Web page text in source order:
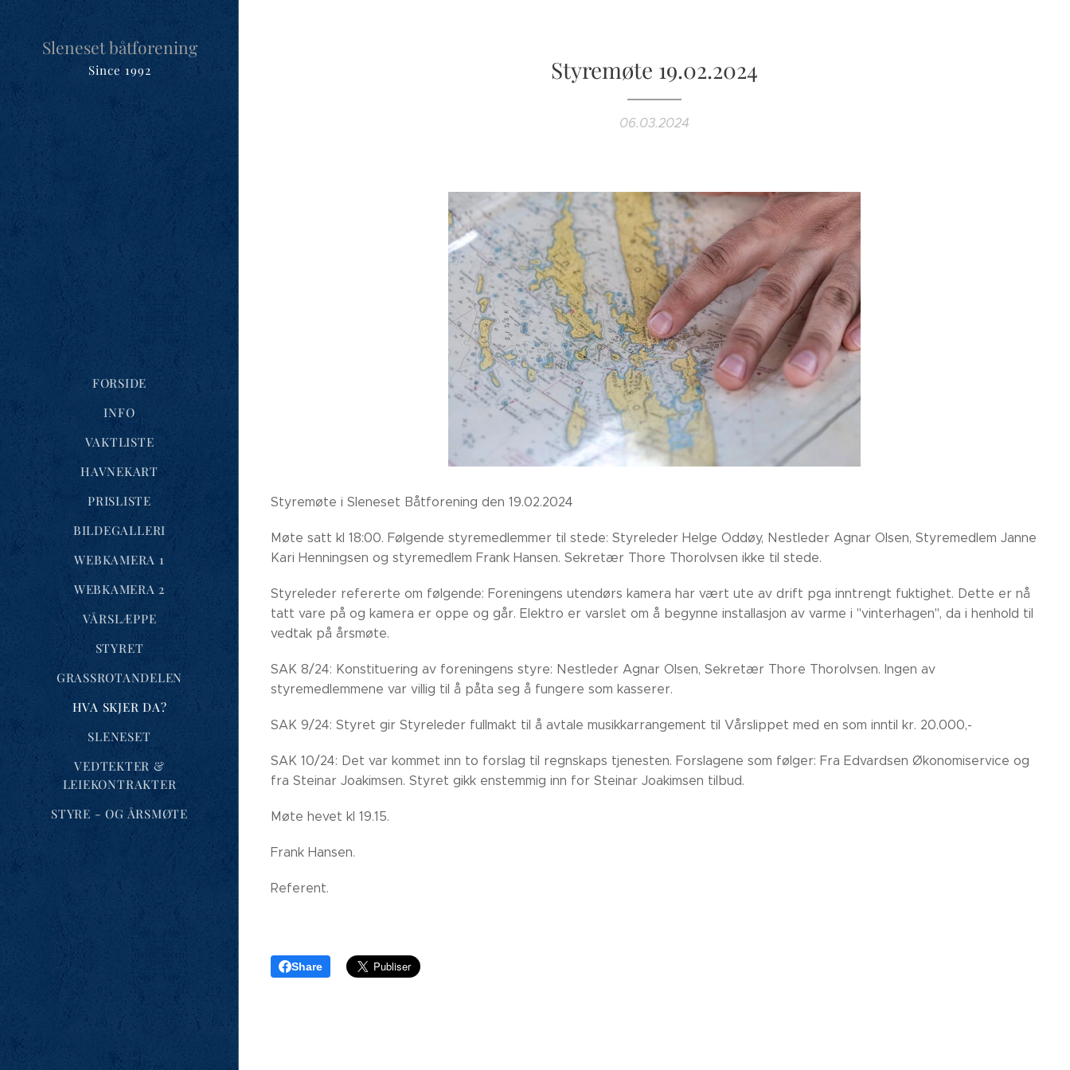
Sleneset båtforening
Since 1992
FORSIDE
INFO
VAKTLISTE
HAVNEKART
PRISLISTE
BILDEGALLERI
WEBKAMERA 1
WEBKAMERA 2
VÅRSLÆPPE
STYRET
GRASSROTANDELEN
HVA SKJER DA?
SLENESET
VEDTEKTER &
LEIEKONTRAKTER
STYRE - OG ÅRSMØTE
Styremøte 19.02.2024
06.03.2024
Styremøte i Sleneset Båtforening den 19.02.2024
Møte satt kl 18:00. Følgende styremedlemmer til stede: Styreleder Helge Oddøy, Nestleder Agnar Olsen, Styremedlem Janne
Kari Henningsen og styremedlem Frank Hansen. Sekretær Thore Thorolvsen ikke til stede.
Styreleder refererte om følgende: Foreningens utendørs kamera har vært ute av drift pga inntrengt fuktighet. Dette er nå
tatt vare på og kamera er oppe og går. Elektro er varslet om å begynne installasjon av varme i "vinterhagen", da i henhold til
vedtak på årsmøte.
SAK 8/24: Konstituering av foreningens styre: Nestleder Agnar Olsen, Sekretær Thore Thorolvsen. Ingen av
styremedlemmene var villig til å påta seg å fungere som kasserer.
SAK 9/24: Styret gir Styreleder fullmakt til å avtale musikkarrangement til Vårslippet med en som inntil kr. 20.000,-
SAK 10/24: Det var kommet inn to forslag til regnskaps tjenesten. Forslagene som følger: Fra Edvardsen Økonomiservice og
fra Steinar Joakimsen. Styret gikk enstemmig inn for Steinar Joakimsen tilbud.
Møte hevet kl 19.15.
Frank Hansen.
Referent.
Share